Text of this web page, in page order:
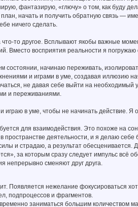
фантазирую, «глючу» о том, как буду
начать и получить обратную связь —
ничего сделать.
то другое. Всплывают якобы важные
Вместо восприятия реальности я
начинаю переживать,
и играми в уме, создавая иллюзию
не давая себе выйти на необходимый
и переживаниями.
играю в уме, чтобы не начинать действие. Я
для взаимодействия. Это похоже на
деятельности, и я делаю себе
и страдаю, а результат обесценивается.
за которым сразу следует импульс всё
непрерывно сменяют друг друга.
Появляется нежелание фокусироваться
подпроцессов и фрагментов.
заниматься большим количеством